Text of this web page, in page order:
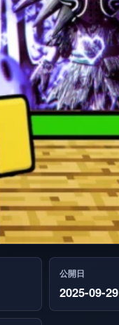
公開日
2025-09-29